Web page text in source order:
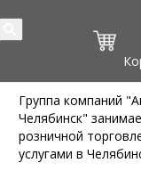
Группа компаний
Челябинск"
розничной
услугами в